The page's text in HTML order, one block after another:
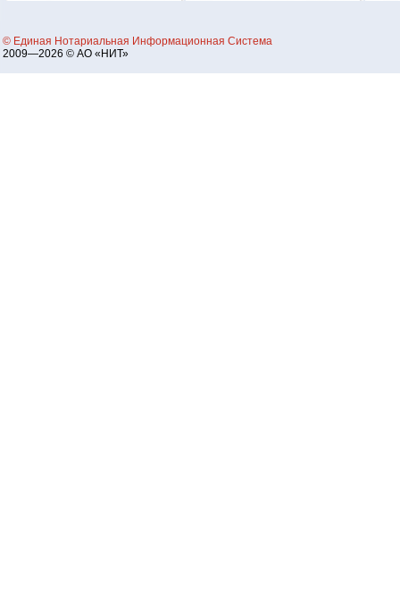
© Единая Нотариальная Информационная Система
2009—2026 © АО «НИТ»